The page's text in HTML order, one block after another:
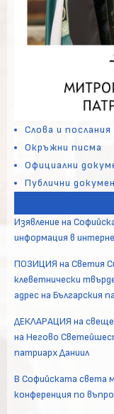
Слова и послания
Окръжни писма
Официални
Публични
Изявление на
информация в
ПОЗИЦИЯ на Светия
клеветнически
адрес на Българския
ДЕКЛАРАЦИЯ на
на Негово
патриарх Даниил
В Софийската света
конференция по